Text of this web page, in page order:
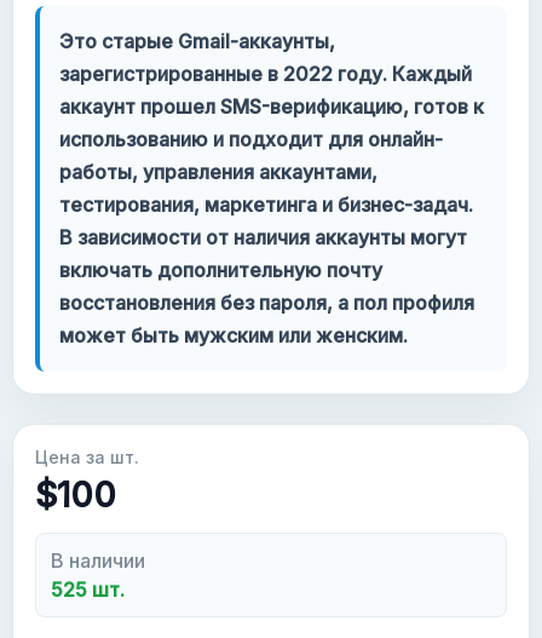
КАТЕГОРИИ
Аккаунты Gmail 2024
2FA Gmail аккаунты
Новые Gmail аккаунты
Это старые Gmail-аккаунты,
зарегистрированные в 2022 году. Каждый
аккаунт прошел SMS-верификацию, готов к
использованию и подходит для онлайн-
работы, управления аккаунтами,
тестирования, маркетинга и бизнес-задач.
В зависимости от наличия аккаунты могут
включать дополнительную почту
восстановления без пароля, а пол профиля
может быть мужским или женским.
Цена за шт.
$100
В наличии
525 шт.